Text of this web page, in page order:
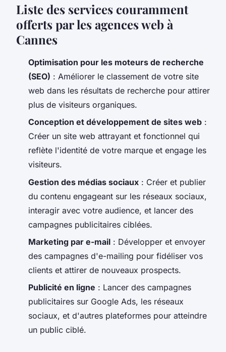
Liste des services couramment
offerts par les agences web à
Cannes
Optimisation pour les moteurs de recherche
(SEO) : Améliorer le classement de votre site
web dans les résultats de recherche pour attirer
plus de visiteurs organiques.
Conception et développement de sites web :
Créer un site web attrayant et fonctionnel qui
reflète l'identité de votre marque et engage les
visiteurs.
Gestion des médias sociaux : Créer et publier
du contenu engageant sur les réseaux sociaux,
interagir avec votre audience, et lancer des
campagnes publicitaires ciblées.
Marketing par e-mail : Développer et envoyer
des campagnes d'e-mailing pour fidéliser vos
clients et attirer de nouveaux prospects.
Publicité en ligne : Lancer des campagnes
publicitaires sur Google Ads, les réseaux
sociaux, et d'autres plateformes pour atteindre
un public ciblé.